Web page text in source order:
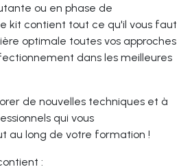
ou en phase de
kit contient tout ce qu'il vous faut
optimale toutes vos approches
dans les meilleures
de nouvelles techniques et à
qui vous
au long de votre formation !
: